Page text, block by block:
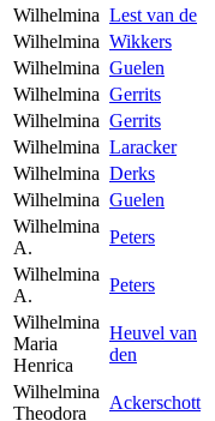
Wilhelmina Lest van de
Wilhelmina Wikkers
Wilhelmina Guelen
Wilhelmina Gerrits
Wilhelmina Gerrits
Wilhelmina Laracker
Wilhelmina Derks
Wilhelmina Guelen
Wilhelmina
A.
Peters
Wilhelmina
A.
Peters
Wilhelmina
Maria
Henrica
Heuvel van
den
Wilhelmina
Theodora
Ackerschott